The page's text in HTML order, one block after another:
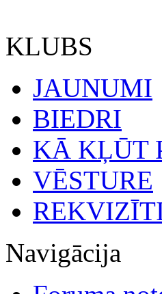
KLUBS
JAUNUMI
BIEDRI
KĀ KĻŪT
VĒSTURE
Navigācija